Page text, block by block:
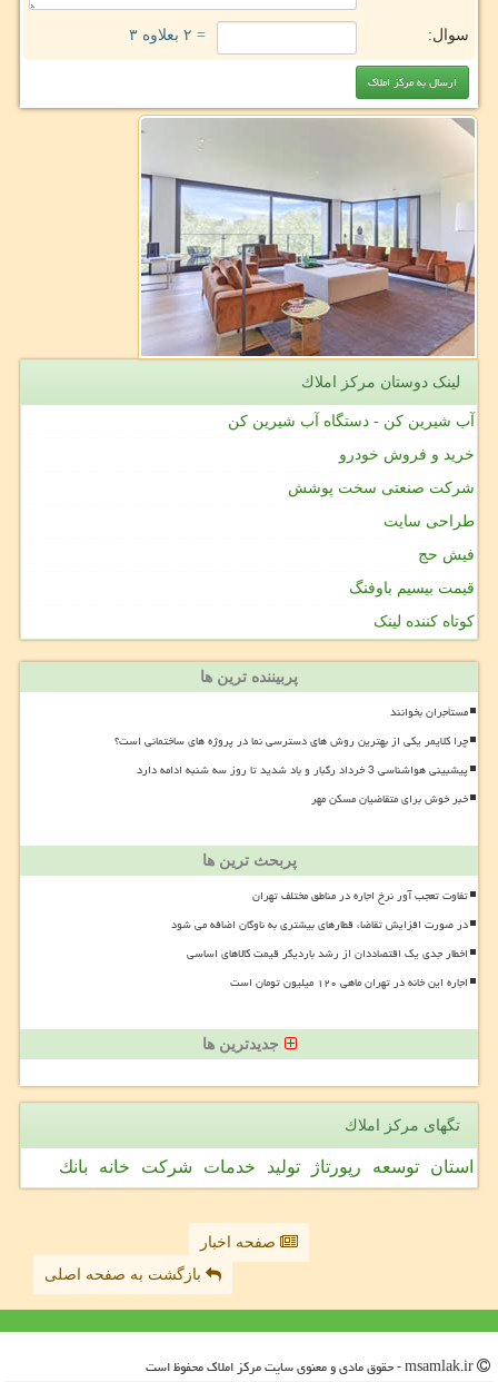
سوال: = ۲ بعلاوه ۳
لینک دوستان مركز املاك
آب شیرین کن - دستگاه آب شیرین کن
خرید و فروش خودرو
شرکت صنعتی سخت پوشش
طراحی سایت
فیش حج
قیمت بیسیم باوفنگ
کوتاه کننده لینک
پربیننده ترین ها
مستأجران بخوانند
چرا کلایمر یکی از بهترین روش های دسترسی نما در پروژه های ساختمانی است؟
پیشبینی هواشناسی 3 خرداد رگبار و باد شدید تا روز سه شنبه ادامه دارد
خبر خوش برای متقاضیان مسکن مهر
پربحث ترین ها
تفاوت تعجب آور نرخ اجاره در مناطق مختلف تهران
در صورت افزایش تقاضا، قطارهای بیشتری به ناوگان اضافه می شود
اخطار جدی یک اقتصاددان از رشد باردیگر قیمت کالاهای اساسی
اجاره این خانه در تهران ماهی ۱۲۰ میلیون تومان است
جدیدترین ها
تگهای مركز املاك
استان توسعه رپورتاژ تولید خدمات شركت خانه بانك
صفحه اخبار
بازگشت به صفحه اصلی